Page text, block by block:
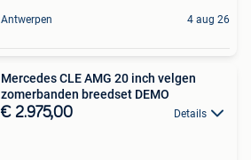
Antwerpen 4 aug 26
Mercedes CLE AMG 20 inch velgen
zomerbanden breedset DEMO
€ 2.975,00 Details